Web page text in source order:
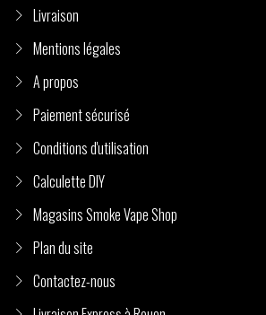
Livraison
Mentions légales
A propos
Paiement sécurisé
Conditions d'utilisation
Calculette DIY
Magasins Smoke Vape Shop
Plan du site
Contactez-nous